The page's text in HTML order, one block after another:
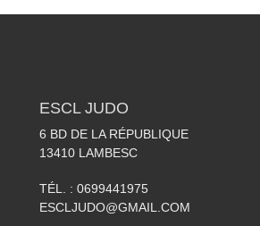
ESCL JUDO
6 BD DE LA RÉPUBLIQUE
13410 LAMBESC
TÉL. : 0699441975
ESCLJUDO@GMAIL.COM